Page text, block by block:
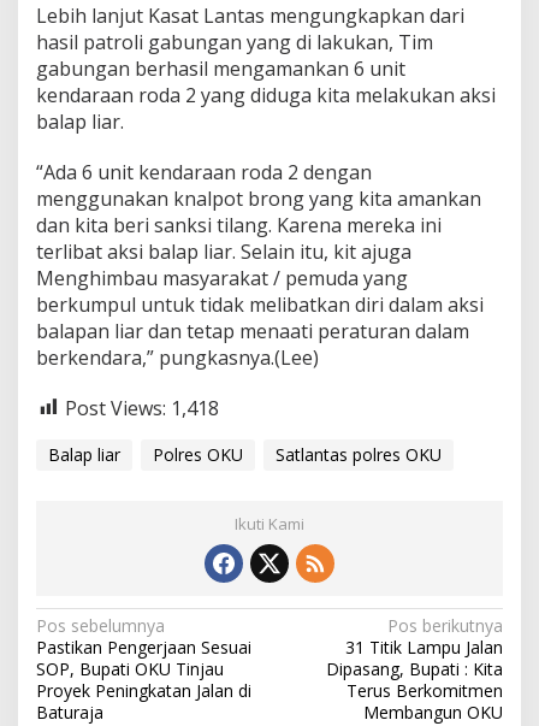
Lebih lanjut Kasat Lantas mengungkapkan dari
hasil patroli gabungan yang di lakukan, Tim
gabungan berhasil mengamankan 6 unit
kendaraan roda 2 yang diduga kita melakukan aksi
balap liar.
“Ada 6 unit kendaraan roda 2 dengan
menggunakan knalpot brong yang kita amankan
dan kita beri sanksi tilang. Karena mereka ini
terlibat aksi balap liar. Selain itu, kit ajuga
Menghimbau masyarakat / pemuda yang
berkumpul untuk tidak melibatkan diri dalam aksi
balapan liar dan tetap menaati peraturan dalam
berkendara,” pungkasnya.(Lee)
Post Views: 1,418
Balap liar Polres OKU Satlantas polres OKU
Ikuti Kami
Navigasi
pos
Pos sebelumnya
Pastikan Pengerjaan Sesuai
SOP, Bupati OKU Tinjau
Proyek Peningkatan Jalan di
Baturaja
Pos berikutnya
31 Titik Lampu Jalan
Dipasang, Bupati : Kita
Terus Berkomitmen
Membangun OKU